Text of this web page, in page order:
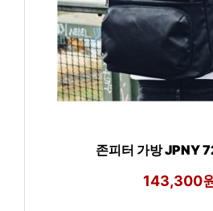
존피터 가방 JPNY
143,300원